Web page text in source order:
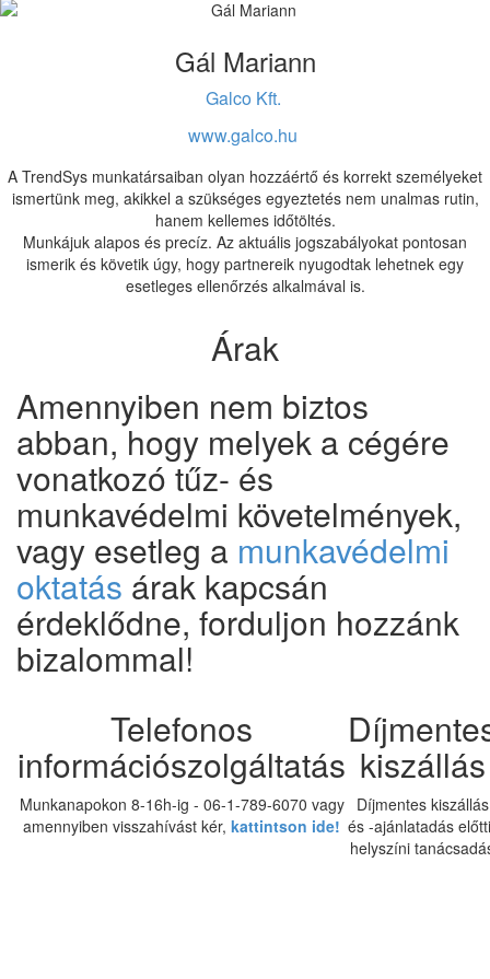
Gál Mariann
Galco Kft.
www.galco.hu
A TrendSys munkatársaiban olyan hozzáértő és korrekt személyeket
ismertünk meg, akikkel a szükséges egyeztetés nem unalmas rutin,
hanem kellemes időtöltés.
Munkájuk alapos és precíz. Az aktuális jogszabályokat pontosan
ismerik és követik úgy, hogy partnereik nyugodtak lehetnek egy
esetleges ellenőrzés alkalmával is.
Árak
Amennyiben nem biztos
abban, hogy melyek a cégére
vonatkozó tűz- és
munkavédelmi követelmények,
vagy esetleg a munkavédelmi
oktatás árak kapcsán
érdeklődne, forduljon hozzánk
bizalommal!
Telefonos
információszolgáltatás
Munkanapokon 8-16h-ig - 06-1-789-6070 vagy
amennyiben visszahívást kér, kattintson ide!
kiszállás
Díjmentes kiszállás
és -ajánlatadás
helyszíni